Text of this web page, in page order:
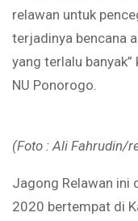
relawan untuk
terjadinya bencana
yang terlalu
NU Ponorogo.
(Foto : Ali Fahrudin/
Jagong Relawan ini
2020 bertempat di